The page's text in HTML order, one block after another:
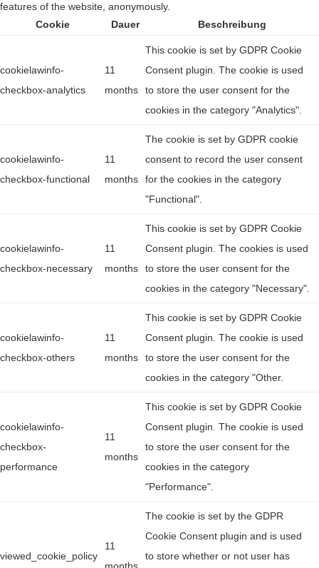
features of the website, anonymously.
Cookie
Dauer Beschreibung
cookielawinfo-
checkbox-analytics
11
months
This cookie is set by GDPR Cookie
Consent plugin. The cookie is used
to store the user consent for the
cookies in the category "Analytics".
cookielawinfo-
checkbox-functional
11
months
The cookie is set by GDPR cookie
consent to record the user consent
for the cookies in the category
"Functional".
cookielawinfo-
checkbox-necessary
11
months
This cookie is set by GDPR Cookie
Consent plugin. The cookies is used
to store the user consent for the
cookies in the category "Necessary".
cookielawinfo-
checkbox-others
11
months
This cookie is set by GDPR Cookie
Consent plugin. The cookie is used
to store the user consent for the
cookies in the category "Other.
cookielawinfo-
checkbox-
performance
11
months
This cookie is set by GDPR Cookie
Consent plugin. The cookie is used
to store the user consent for the
cookies in the category
"Performance".
viewed_cookie_policy
11
The cookie is set by the GDPR
Cookie Consent plugin and is used
to store whether or not user has